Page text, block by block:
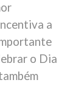
a
o Dia